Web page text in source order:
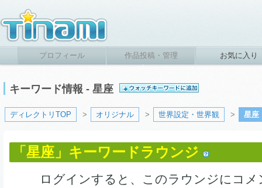
プロフィール 作品投稿・管理 お気に入り
キーワード情報 - 星座
ディレクトリTOP > オリジナル > 世界設定・世界観 > 星座
「星座」キーワードラウンジ
ログインすると、このラウンジにコ